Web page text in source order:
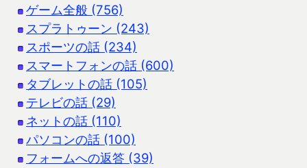
ゲーム全般 (756)
スプラトゥーン (243)
スポーツの話 (234)
スマートフォンの話 (600)
タブレットの話 (105)
テレビの話 (29)
ネットの話 (110)
パソコンの話 (100)
フォームへの返答 (39)